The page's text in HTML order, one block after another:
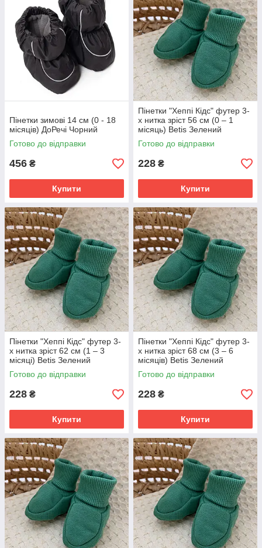
Пінетки зимові 14 см (0 - 18
місяців) ДоРечі Чорний
Готово до відправки
456 ₴
Купити
Пінетки "Хеппі Кідс" футер 3-
х нитка зріст 56 см (0 – 1
місяць) Betis Зелений
Готово до відправки
228 ₴
Купити
Пінетки "Хеппі Кідс" футер 3-
х нитка зріст 62 см (1 – 3
місяці) Betis Зелений
Готово до відправки
228 ₴
Купити
Пінетки "Хеппі Кідс" футер 3-
х нитка зріст 68 см (3 – 6
місяців) Betis Зелений
Готово до відправки
228 ₴
Купити